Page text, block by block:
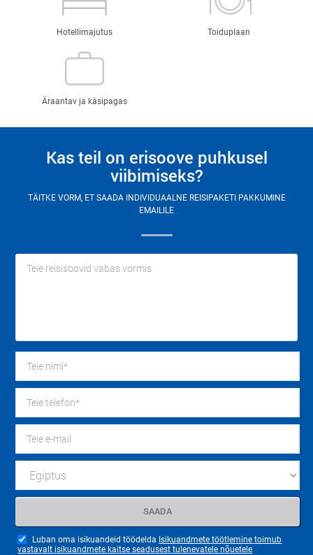
Hotellimajutus Toiduplaan
Äraantav ja käsipagas
Kas teil on erisoove puhkusel
viibimiseks?
TÄITKE VORM, ET SAADA INDIVIDUAALNE REISIPAKETI PAKKUMINE
EMAILILE
Luban oma isikuandeid töödelda Isikuandmete töötlemine toimub
vastavalt isikuandmete kaitse seadusest tulenevatele nõuetele